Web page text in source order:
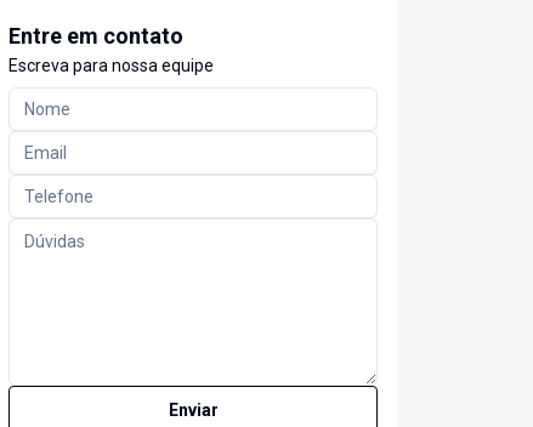
Entre em contato
Escreva para nossa equipe
Enviar